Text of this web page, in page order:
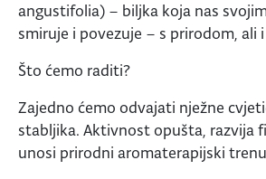
angustifolia) – biljka koja nas
smiruje i povezuje – s prirodom, ali
Što ćemo raditi?
Zajedno ćemo odvajati nježne
stabljika. Aktivnost opušta, razvija
unosi prirodni aromaterapijski